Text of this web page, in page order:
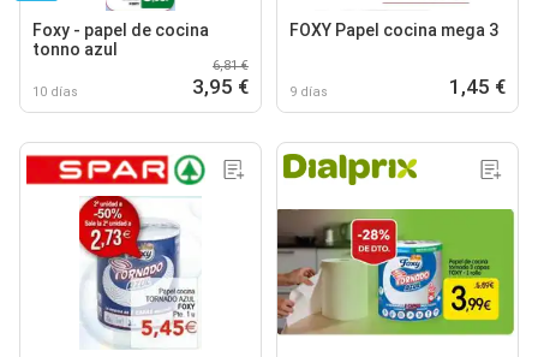
Foxy - papel de cocina
tonno azul
10 días
6,81 €
3,95 €
FOXY Papel cocina mega 3
9 días 1,45 €